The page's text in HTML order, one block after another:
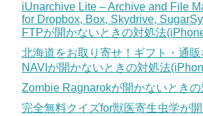
iUnarchive Lite – Archive and File
for Dropbox, Box, Skydrive,
FTPが開かないときの対処法
北海道をお取り寄せ！ギフト・通
NAVIが開かないときの対処法
Zombie Ragnarokが開かないとき
完全無料クイズfor獣医寄生虫学が